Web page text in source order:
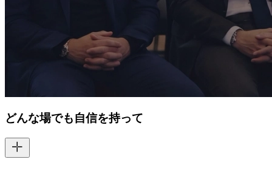
どんな場でも自信を持って